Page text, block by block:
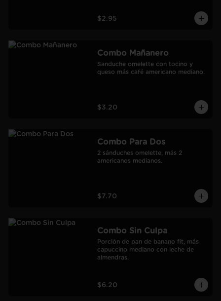
$2.95
Combo Mañanero
Sanduche omelette con tocino y
queso más café americano mediano.
$3.20
Combo Para Dos
2 sánduches omelette, más 2
americanos medianos.
$7.70
Combo Sin Culpa
Porción de pan de banano fit, más
capuccino mediano con leche de
almendras.
$6.20